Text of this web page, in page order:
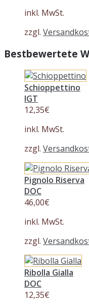
inkl. MwSt.
zzgl.
Bestbewertete
Schioppettino
IGT
12,35€
inkl. MwSt.
zzgl.
Pignolo Riserva
DOC
46,00€
inkl. MwSt.
zzgl.
Ribolla Gialla
DOC
12,35€